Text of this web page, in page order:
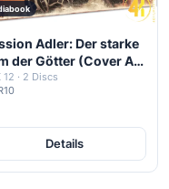
Adler: Der starke
der Götter (Cover A)
Mediabook (UHD +
ray Disc)
12 · 2 Discs
Details